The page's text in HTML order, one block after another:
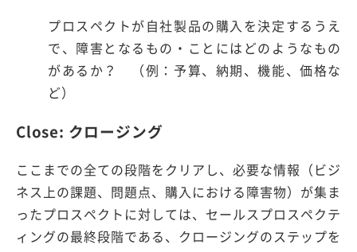
プロスペクトが自社製品の購入を決定するうえ
で、障害となるもの・ことにはどのようなもの
があるか？ （例：予算、納期、機能、価格な
ど）
Close: クロージング
ここまでの全ての段階をクリアし、必要な情報（ビジ
ネス上の課題、問題点、購入における障害物）が集ま
ったプロスペクトに対しては、セールスプロスペクテ
ィングの最終段階である、クロージングのステップを